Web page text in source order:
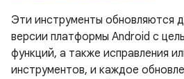
Эти инструменты обновляются
версии платформы Android с
функций, а также исправления
инструментов, и каждое